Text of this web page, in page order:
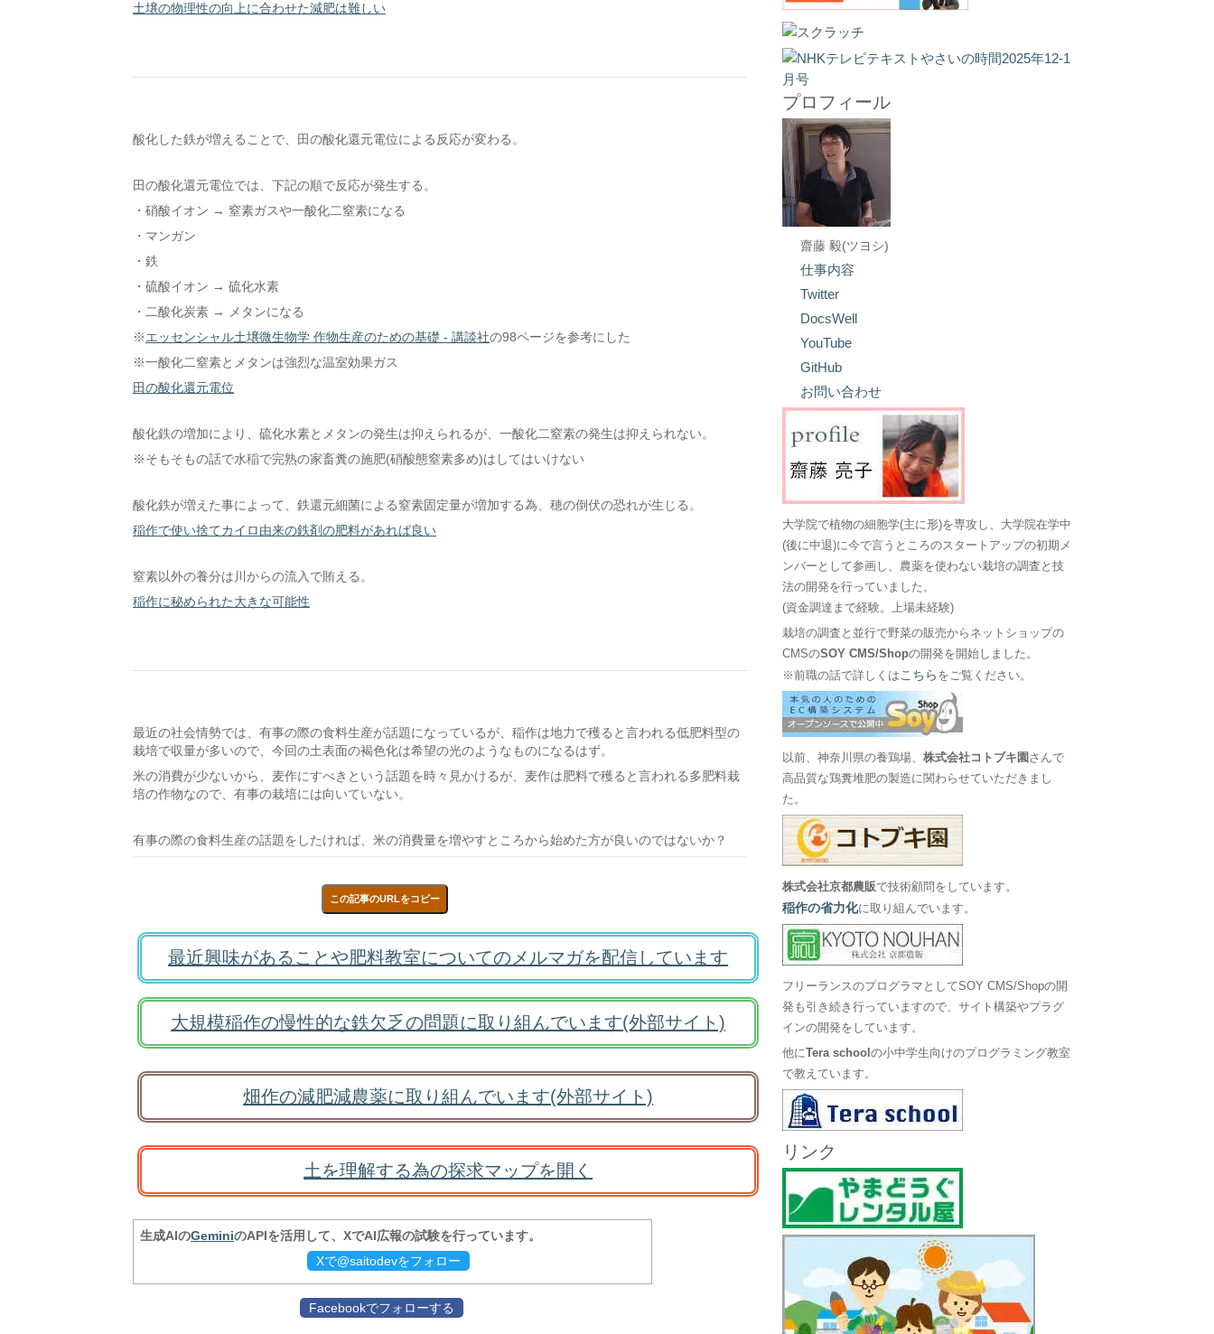
土壌の物理性の向上に合わせた減肥は難しい
酸化した鉄が増えることで、田の酸化還元電位による反応が変わる。
田の酸化還元電位では、下記の順で反応が発生する。
・硝酸イオン → 窒素ガスや一酸化二窒素になる
・マンガン
・鉄
・硫酸イオン → 硫化水素
・二酸化炭素 → メタンになる
※エッセンシャル土壌微生物学 作物生産のための基礎 - 講談社の98ページを参考にした
※一酸化二窒素とメタンは強烈な温室効果ガス
田の酸化還元電位
酸化鉄の増加により、硫化水素とメタンの発生は抑えられるが、一酸化二窒素の発生は抑えられない。
※そもそもの話で水稲で完熟の家畜糞の施肥(硝酸態窒素多め)はしてはいけない
酸化鉄が増えた事によって、鉄還元細菌による窒素固定量が増加する為、穂の倒伏の恐れが生じる。
稲作で使い捨てカイロ由来の鉄剤の肥料があれば良い
窒素以外の養分は川からの流入で賄える。
稲作に秘められた大きな可能性
最近の社会情勢では、有事の際の食料生産が話題になっているが、稲作は地力で穫ると言われる低肥料型の
栽培で収量が多いので、今回の土表面の褐色化は希望の光のようなものになるはず。
米の消費が少ないから、麦作にすべきという話題を時々見かけるが、麦作は肥料で穫ると言われる多肥料栽
培の作物なので、有事の栽培には向いていない。
有事の際の食料生産の話題をしたければ、米の消費量を増やすところから始めた方が良いのではないか？
この記事のURLをコピー
最近興味があることや肥料教室についてのメルマガを配信しています
大規模稲作の慢性的な鉄欠乏の問題に取り組んでいます(外部サイト)
畑作の減肥減農薬に取り組んでいます(外部サイト)
土を理解する為の探求マップを開く
生成AIのGeminiのAPIを活用して、XでAI広報の試験を行っています。
Xで@saitodevをフォロー
Facebookでフォローする
プロフィール
齋藤 毅(ツヨシ)
仕事内容
Twitter
DocsWell
YouTube
GitHub
お問い合わせ
大学院で植物の細胞学(主に形)を専攻し、大学院在学中
(後に中退)に今で言うところのスタートアップの初期メ
ンバーとして参画し、農薬を使わない栽培の調査と技
法の開発を行っていました。
(資金調達まで経験。上場未経験)
栽培の調査と並行で野菜の販売からネットショップの
CMSのSOY CMS/Shopの開発を開始しました。
※前職の話で詳しくは こちら をご覧ください。
以前、神奈川県の養鶏場、株式会社コトブキ園 さんで
高品質な鶏糞堆肥の製造に関わらせていただきまし
た。
株式会社京都農販で技術顧問をしています。
稲作の省力化に取り組んでいます。
フリーランスのプログラマとしてSOY CMS/Shopの開
発も引き続き行っていますので、サイト構築やプラグ
インの開発をしています。
他にTera schoolの小中学生向けのプログラミング教室
で教えています。
リンク